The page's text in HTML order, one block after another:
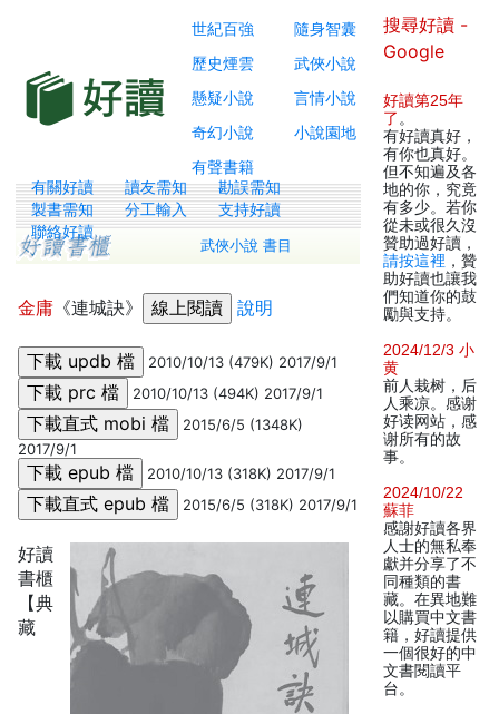
世紀百強
隨身智囊
歷史煙雲
武俠小說
懸疑小說
言情小說
奇幻小說
小說園地
有聲書籍
有關好讀 讀友需知
勘誤需知
製書需知
分工輸入
支持好讀
聯絡好讀
武俠小說 書目
金庸 《連城訣》 說明
2010/10/13 (479K) 2017/9/1
2010/10/13 (494K) 2017/9/1
2015/6/5 (1348K)
2017/9/1
2010/10/13 (318K) 2017/9/1
2015/6/5 (318K) 2017/9/1
好讀
書櫃
【典
藏
搜尋好讀 -
Google
好讀第25年
了 。
有好讀真好，
有你也真好。
但不知遍及各
地的你，究竟
有多少。若你
從未或很久沒
贊助過好讀，
請按這裡 ，贊
助好讀也讓我
們知道你的鼓
勵與支持。
2024/12/3 小
黄
前人栽树，后
人乘凉。感谢
好读网站，感
谢所有的故
事。
2024/10/22
蘇菲
感謝好讀各界
人士的無私奉
獻并分享了不
同種類的書
藏。在異地難
以購買中文書
籍，好讀提供
一個很好的中
文書閱讀平
台。